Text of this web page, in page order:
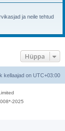
ja neile tehtud
Hüppa
kellaajad on UTC+03:00
2025